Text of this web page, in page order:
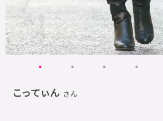
こってぃん さん